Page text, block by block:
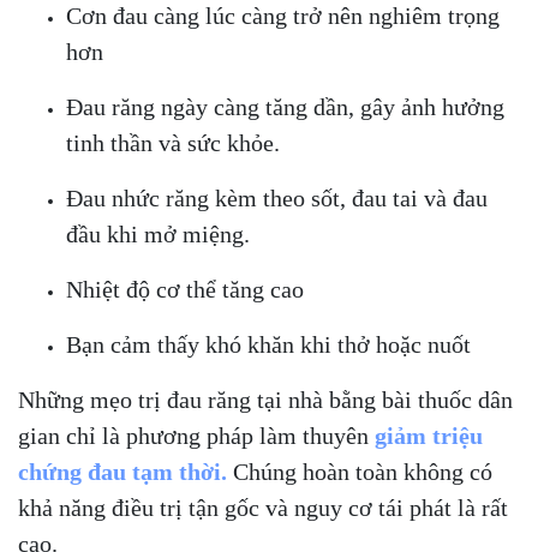
Cơn đau càng lúc càng trở nên nghiêm trọng
hơn
Đau răng ngày càng tăng dần, gây ảnh hưởng
tinh thần và sức khỏe.
Đau nhức răng kèm theo sốt, đau tai và đau
đầu khi mở miệng.
Nhiệt độ cơ thể tăng cao
Bạn cảm thấy khó khăn khi thở hoặc nuốt
Những mẹo trị đau răng tại nhà bằng bài thuốc dân
gian chỉ là phương pháp làm thuyên giảm triệu
chứng đau tạm thời. Chúng hoàn toàn không có
khả năng điều trị tận gốc và nguy cơ tái phát là rất
cao.